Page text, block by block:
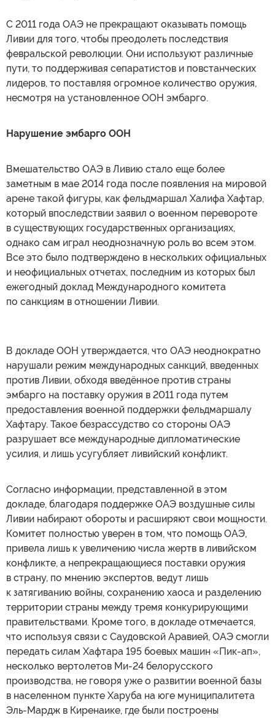
С 2011 года ОАЭ не прекращают оказывать помощь
Ливии для того, чтобы преодолеть последствия
февральской революции. Они используют различные
пути, то поддерживая сепаратистов и повстанческих
лидеров, то поставляя огромное количество оружия,
несмотря на установленное ООН эмбарго.
Нарушение эмбарго ООН
Вмешательство ОАЭ в Ливию стало еще более
заметным в мае 2014 года после появления на мировой
арене такой фигуры, как фельдмаршал Халифа Хафтар,
который впоследствии заявил о военном перевороте
в существующих государственных организациях,
однако сам играл неоднозначную роль во всем этом.
Все это было подтверждено в нескольких официальных
и неофициальных отчетах, последним из которых был
ежегодный доклад Международного комитета
по санкциям в отношении Ливии.
В докладе ООН утверждается, что ОАЭ неоднократно
нарушали режим международных санкций, введенных
против Ливии, обходя введённое против страны
эмбарго на поставку оружия в 2011 года путем
предоставления военной поддержки фельдмаршалу
Хафтару. Такое безрассудство со стороны ОАЭ
разрушает все международные дипломатические
усилия, и лишь усугубляет ливийский конфликт.
Согласно информации, представленной в этом
докладе, благодаря поддержке ОАЭ воздушные силы
Ливии набирают обороты и расширяют свои мощности.
Комитет полностью уверен в том, что помощь ОАЭ,
привела лишь к увеличению числа жертв в ливийском
конфликте, а непрекращающиеся поставки оружия
в страну, по мнению экспертов, ведут лишь
к затягиванию войны, сохранению хаоса и разделению
территории страны между тремя конкурирующими
правительствами. Кроме того, в докладе отмечается,
что используя связи с Саудовской Аравией, ОАЭ смогли
передать силам Хафтара 195 боевых машин «Пик-ап»,
несколько вертолетов Ми-24 белорусского
производства, не говоря уже о развитии военной базы
в населенном пункте Харуба на юге муниципалитета
Эль-Мардж в Киренаике, где были построены